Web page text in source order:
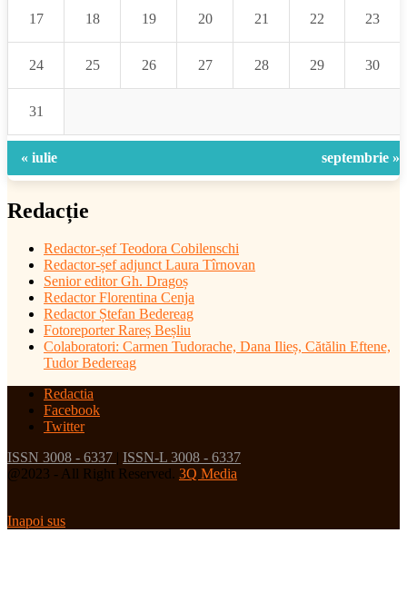
17 18 19 20 21 22 23
24 25 26 27 28 29 30
31
« iulie septembrie »
Redacție
Redactor-șefTeodora Cobilenschi
Redactor-șef adjunct Laura Tîrnovan
Senior editor Gh. Dragoș
Redactor Florentina Cenja
Redactor Ștefan Bedereag
Fotoreporter Rareș Beșliu
Colaboratori: Carmen Tudorache, Dana Ilieș, Cătălin Eftene,
Tudor Bedereag
Redactia
Facebook
Twitter
ISSN 3008 - 6337
ISSN-L 3008 - 6337
@2023 - All Right Reserved. 3Q Media
Inapoi sus